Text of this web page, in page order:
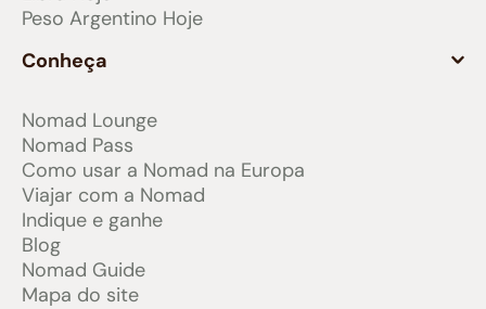
Peso Argentino Hoje
Conheça
Nomad Lounge
Nomad Pass
Como usar a Nomad na Europa
Viajar com a Nomad
Indique e ganhe
Blog
Nomad Guide
Mapa do site